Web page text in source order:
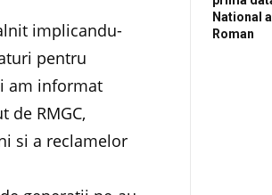
implicandu-
pentru
am informat
RMGC,
si a reclamelor
National
Roman